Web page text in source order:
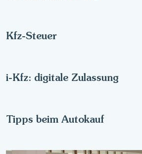
Kfz-Steuer
i-Kfz: digitale Zulassung
Tipps beim Autokauf